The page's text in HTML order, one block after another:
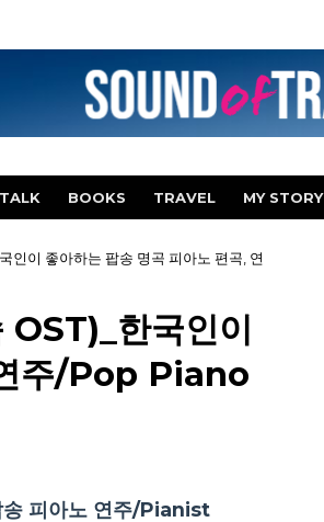
BOOKS TRAVEL MY STORY
이 좋아하는 팝송 명곡 피아노 편곡, 연
한국인이
주/Pop Piano
피아노 연주/Pianist